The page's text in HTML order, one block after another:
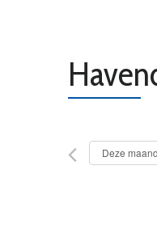
Deze maand